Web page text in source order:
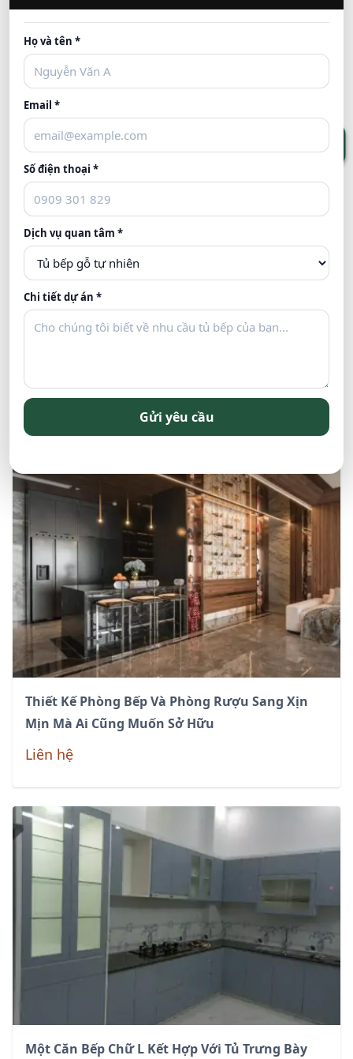
Tối ưu Không Gian Tủ Rượu ở Tủ Cầu Thang
Liên hệ
Liên hệ
Thiết Kế Phòng Bếp Và Phòng Rượu Sang Xịn
Mịn Mà Ai Cũng Muốn Sở Hữu
Liên hệ
Một Căn Bếp Chữ L Kết Hợp Với Tủ Trưng Bày
Họ và tên *
Email *
Số điện thoại *
Dịch vụ quan tâm *
Chi tiết dự án *
Gửi yêu cầu